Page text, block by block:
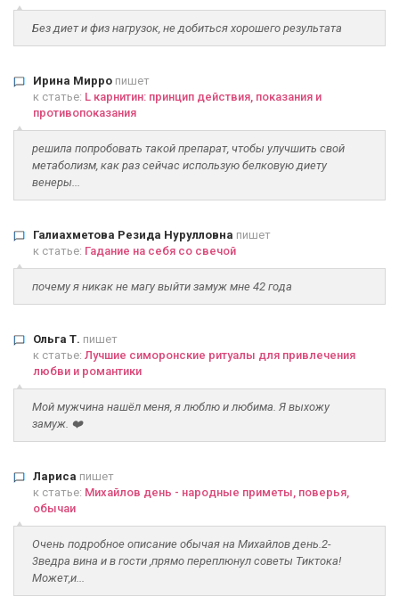
Без диет и физ нагрузок, не добиться хорошего результата
Ирина Мирро пишет
к статье: L карнитин: принцип действия, показания и
противопоказания
решила попробовать такой препарат, чтобы улучшить свой
метаболизм, как раз сейчас использую белковую диету
венеры...
Галиахметова Резида Нурулловна пишет
к статье: Гадание на себя со свечой
почему я никак не магу выйти замуж мне 42 года
Ольга Т. пишет
к статье: Лучшие симоронские ритуалы для привлечения
любви и романтики
Мой мужчина нашёл меня, я люблю и любима. Я выхожу
замуж. ❤️
Лариса пишет
к статье: Михайлов день - народные приметы, поверья,
обычаи
Очень подробное описание обычая на Михайлов день.2-
3ведра вина и в гости ,прямо переплюнул советы Тиктока!
Может,и...